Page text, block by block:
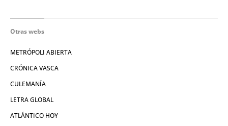
Otras webs
METRÓPOLI ABIERTA
CRÓNICA VASCA
CULEMANÍA
LETRA GLOBAL
ATLÁNTICO HOY